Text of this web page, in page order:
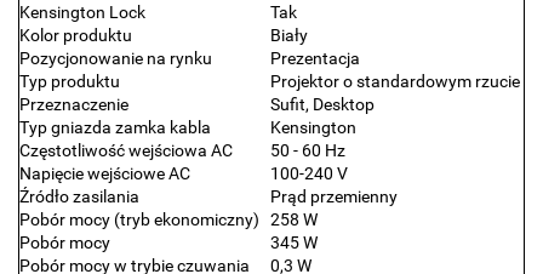
Kensington Lock
Tak
Kolor produktu
Biały
Pozycjonowanie na rynku
Prezentacja
Typ produktu
Projektor o standardowym rzucie
Przeznaczenie
Sufit, Desktop
Typ gniazda zamka kabla
Kensington
Częstotliwość wejściowa AC
50 - 60 Hz
Napięcie wejściowe AC
100-240 V
Źródło zasilania
Prąd przemienny
Pobór mocy (tryb ekonomiczny)
258 W
Pobór mocy
345 W
Pobór mocy w trybie czuwania
0,3 W